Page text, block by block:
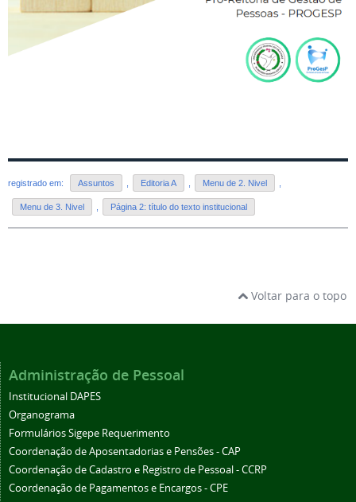
registrado em: Assuntos Editoria A Menu de 2. Nivel
Menu de 3. Nivel Página 2: título do texto institucional
Voltar para o topo
Administração de Pessoal
Institucional DAPES
Organograma
Formulários Sigepe Requerimento
Coordenação de Aposentadorias e Pensões - CAP
Coordenação de Cadastro e Registro de Pessoal - CCRP
Coordenação de Pagamentos e Encargos - CPE